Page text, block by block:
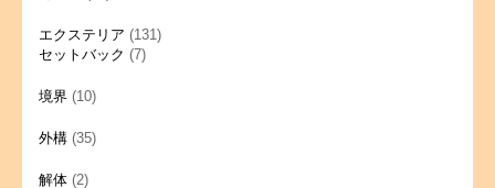
エクステリア (131)
セットバック (7)
境界 (10)
外構 (35)
解体 (2)